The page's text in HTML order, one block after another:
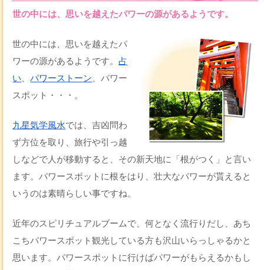
世の中には、思いを越えたパワーの源があるようです。
世の中には、思いを越えたパ
ワーの源があるようです。占
い 、パワーストーン 、パワー
スポット・・・。
九星気学風水では、吉凶問わ
ず方位を取り、旅行や引っ越
しなどで人が移動すると、その新天地に「根がつく」と言い
ます。パワースポットに根をはり、壮大なパワーが貰えると
いうのは素晴らしい事ですね。
近年のスピリチュアルブームで、何となく流行りだし、あち
こちパワースポット観光している方も沢山いらっしゃるかと
思います。パワースポットに行けばパワーがもらえるかもし